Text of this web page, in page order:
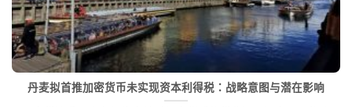
丹麦拟首推加密货币未实现资本利得税：战略意图与潜在影响